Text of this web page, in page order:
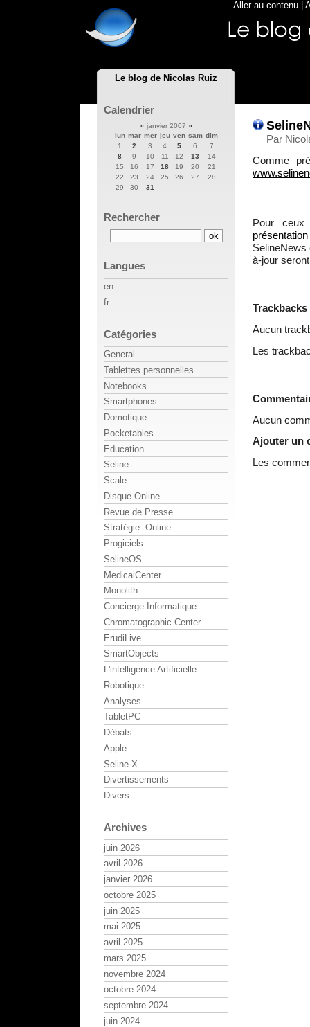
Le blog de Nicolas Ruiz
Aller au contenu
Par
Comme
Pour
à-jour
Trackbacks
Aucun
Les
Aucun
Ajouter un
Les
Calendrier
« janvier 2007 »
lun mar mer jeu ven sam dim
1
2 3 4 5 6
7
8
9 10 11 12 13
14
15
16 17 18 19 20
21
22
23 24 25 26 27
28
29
30 31
Rechercher
Langues
en
fr
Catégories
General
Tablettes personnelles
Notebooks
Smartphones
Domotique
Pocketables
Education
Seline
Scale
Disque-Online
Revue de Presse
Stratégie :Online
Progiciels
SelineOS
MedicalCenter
Monolith
Concierge-Informatique
Chromatographic Center
ErudiLive
SmartObjects
L'intelligence Artificielle
Robotique
Analyses
TabletPC
Débats
Apple
Seline X
Divertissements
Divers
Archives
juin 2026
avril 2026
janvier 2026
octobre 2025
juin 2025
mai 2025
avril 2025
mars 2025
novembre 2024
octobre 2024
septembre 2024
juin 2024